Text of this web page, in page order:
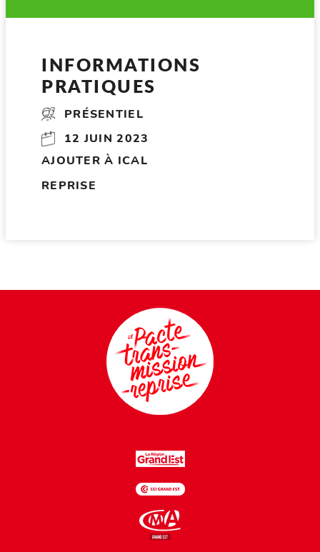
INFORMATIONS
PRATIQUES
PRÉSENTIEL
12 JUIN 2023
AJOUTER À ICAL
REPRISE